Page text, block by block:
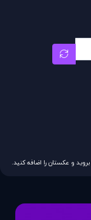
بروید و عکستان را اضافه کنید.